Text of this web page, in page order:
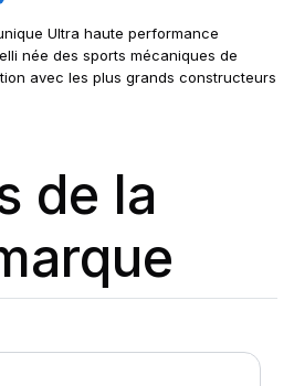
Ultra haute performance
née des sports mécaniques de
avec les plus grands constructeurs
de la